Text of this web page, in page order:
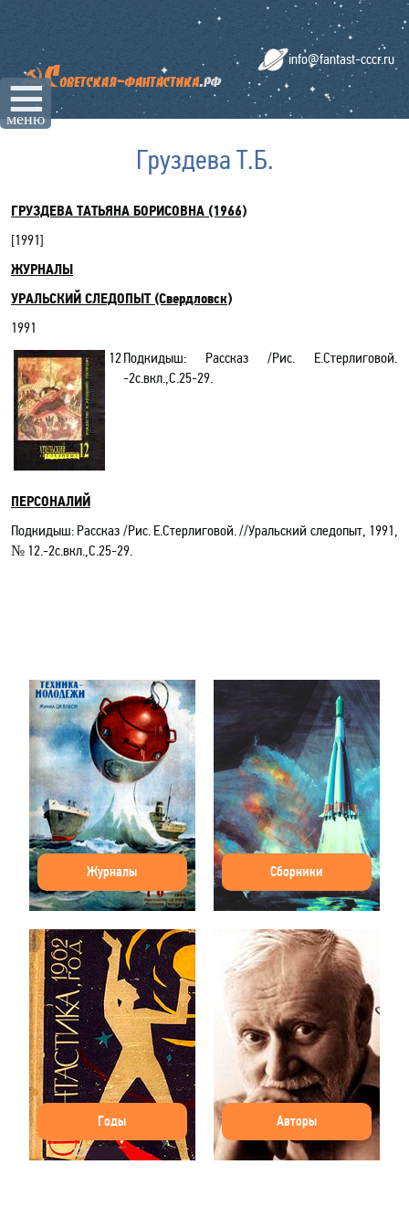
☰
меню
info@fantast-cccr.ru
Груздева Т.Б.
ГРУЗДЕВА ТАТЬЯНА БОРИСОВНА (1966)
[1991]
ЖУРНАЛЫ
УРАЛЬСКИЙ СЛЕДОПЫТ (Свердловск)
1991
12Подкидыш: Рассказ /Рис. Е.Стерлиговой.
-2с.вкл.,C.25-29.
ПЕРСОНАЛИЙ
Подкидыш: Рассказ /Рис. Е.Стерлиговой. //Уральский следопыт, 1991,
№ 12.-2с.вкл.,С.25-29.
Журналы Сборники
Годы Авторы